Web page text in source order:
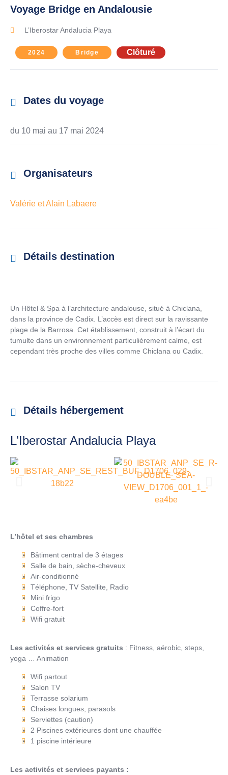
Voyage Bridge en Andalousie
L’Iberostar Andalucia Playa
2024 Bridge Clôturé
Dates du voyage
du 10 mai au 17 mai 2024
Organisateurs
Valérie et Alain Labaere
Détails destination
Un Hôtel & Spa à l’architecture andalouse, situé à Chiclana,
dans la province de Cadix. L’accès est direct sur la ravissante
plage de la Barrosa. Cet établissement, construit à l’écart du
tumulte dans un environnement particulièrement calme, est
cependant très proche des villes comme Chiclana ou Cadix.
Détails hébergement
L’Iberostar Andalucia Playa
L’hôtel et ses chambres
Bâtiment central de 3 étages
Salle de bain, sèche-cheveux
Air-conditionné
Téléphone, TV Satellite, Radio
Mini frigo
Coffre-fort
Wifi gratuit
Les activités et services gratuits : Fitness, aérobic, steps,
yoga … Animation
Wifi partout
Salon TV
Terrasse solarium
Chaises longues, parasols
Serviettes (caution)
2 Piscines extérieures dont une chauffée
1 piscine intérieure
Les activités et services payants :